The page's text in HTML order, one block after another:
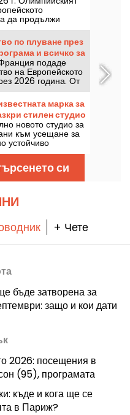
да продължи
там се открива
за всички,
и зона за
по плуване през
и всичко за
подаде
на Европейското
2026 година. От
воден
нашите
да знаете за
марка за
стилен студио
новото студио за
към усещане за
устойчиво
от
и грижа за
практики,
първокласен
процедури, това
за успокояване,
си
+ Чете
бъде затворена за
защо и кои дати
2026: посещения в
(95), програмата
къде и кога ще се
в Париж?